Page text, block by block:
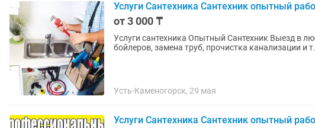
Услуги Сантехника Сантехник опытный
от 3 000 ₸
Услуги сантехника Опытный Сантехник Выезд в
бойлеров, замена труб, прочистка канализации и
Усть-Каменогорск, 29 мая
Услуги Сантехника Сантехник опытный